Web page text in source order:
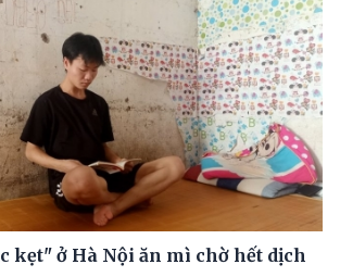
kẹt" ở Hà Nội ăn mì chờ hết dịch